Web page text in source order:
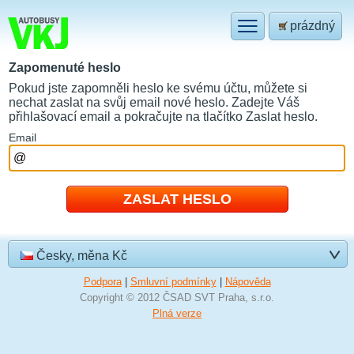
prázdný
Zapomenuté heslo
Pokud jste zapomněli heslo ke svému účtu, můžete si
nechat zaslat na svůj email nové heslo. Zadejte Váš
přihlašovací email a pokračujte na tlačítko Zaslat heslo.
Email
Česky, měna Kč
Podpora| Smluvní podmínky|
Nápověda
Copyright © 2012 ČSAD SVT Praha, s.r.o.
Plná verze